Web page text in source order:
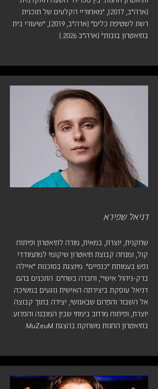
(ארה״ב, 2017), ״מאחוריי הקלעים של תוכנית
רשת לשטיפת כלים״ (ארה״ב, 2019), ״שיעורי בית
בתיאטרון בובות״ (ארה״ב 2026.)
דניאל שפירא
שחקנית, יוצרת, במאית, מורה לתיאטרון ופיתוח
קול, ומנחה קבוצת תיאטרון שיקומי למתמודדי
נפש בעמותת ״כנפיים״. מיוצגת בסוכנות ״איילה
ברק-ניהול אישי״, וחברה בשח״ם. התכנים בהם
דניאל עוסקת ביצירתה האישית נוגעים במשיכה
אל השבור והפרום שבאנושי, יצירה בתוך קבוצה
יוצרת, ופיתוח מרחב בימתי שבין המובנה והפרוע.
בתיאטרון החנות משחקת בהצגת MuZeuM.